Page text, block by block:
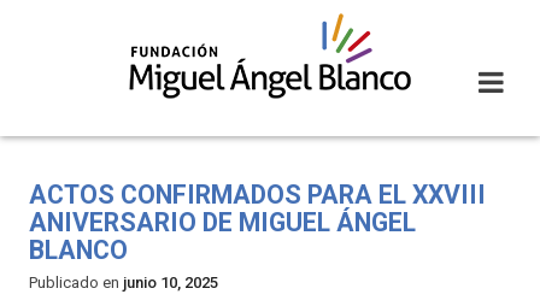
ACTOS CONFIRMADOS PARA EL XXVIII
ANIVERSARIO DE MIGUEL ÁNGEL
BLANCO
Publicado en junio 10, 2025